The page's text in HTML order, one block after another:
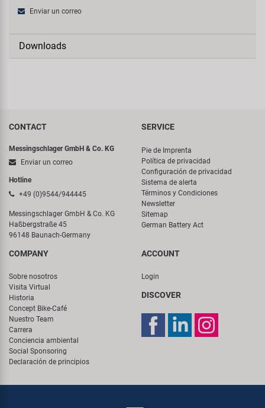
Enviar un correo
Downloads
CONTACT
Messingschlager GmbH & Co. KG
Enviar un correo
Hotline
+49 (0)9544/944445
Messingschlager GmbH & Co. KG
Haßbergstraße 45
96148 Baunach-Germany
SERVICE
Pie de Imprenta
Política de privacidad
Configuración de privacidad
Sistema de alerta
Términos y Condiciones
Newsletter
Sitemap
German Battery Act
COMPANY
Sobre nosotros
Visita Virtual
Historia
Concept Bike-Café
Nuestro Team
Carrera
Conciencia ambiental
Social Sponsoring
Declaración de principios
ACCOUNT
Login
DISCOVER